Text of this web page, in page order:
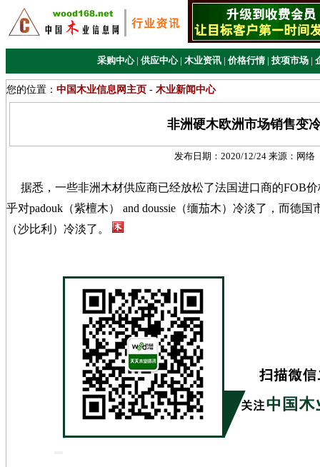
采购中心 | 供应中心 | 木业资讯 | 价格行情 | 技项市场 |
您的位置： 中国木业信息网主页 - 木业新闻中心
非洲硬木欧洲市场销售变
发布日期： 2020/12/24 来源： 网络
据悉，一些非洲木材供应商已经放松了法国进口商的FOB
乎对padouk（紫檀木） and doussie（缅茄木）冷淡了，而德国
（沙比利）冷淡了。